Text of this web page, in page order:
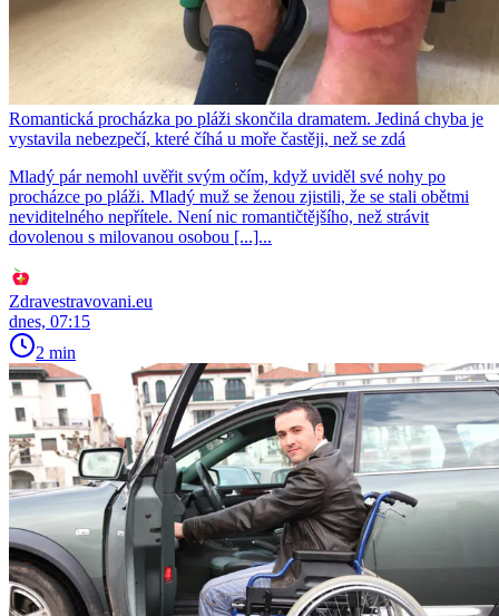
Romantická procházka po pláži skončila dramatem. Jediná chyba je
vystavila nebezpečí, které číhá u moře častěji, než se zdá
Mladý pár nemohl uvěřit svým očím, když uviděl své nohy po
procházce po pláži. Mladý muž se ženou zjistili, že se stali obětmi
neviditelného nepřítele. Není nic romantičtějšího, než strávit
dovolenou s milovanou osobou [...]...
Zdravestravovani.eu
dnes, 07:15
2 min